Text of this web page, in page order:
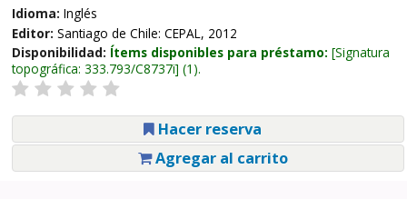
Idioma: Inglés
Editor: Santiago de Chile: CEPAL, 2012
Disponibilidad: Ítems disponibles para préstamo: Signatura
topográfica: 333.793/C8737i (1).
Hacer reserva
Agregar al carrito